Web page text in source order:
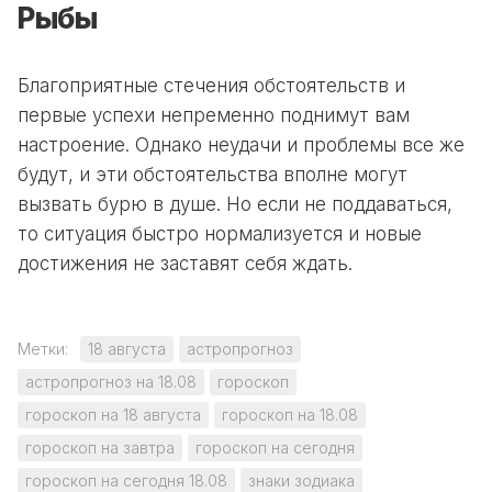
Рыбы
Благоприятные стечения обстоятельств и
первые успехи непременно поднимут вам
настроение. Однако неудачи и проблемы все же
будут, и эти обстоятельства вполне могут
вызвать бурю в душе. Но если не поддаваться,
то ситуация быстро нормализуется и новые
достижения не заставят себя ждать.
Метки: 18 августа
астропрогноз
астропрогноз на 18.08
гороскоп
гороскоп на 18 августа
гороскоп на 18.08
гороскоп на завтра
гороскоп на сегодня
гороскоп на сегодня 18.08
знаки зодиака